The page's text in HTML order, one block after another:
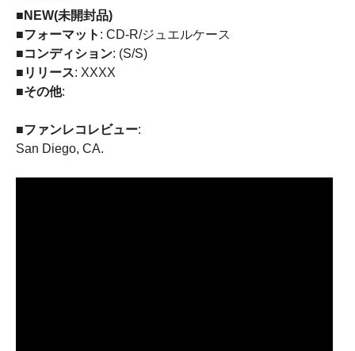
■NEW(未開封品)
■フォーマット : CD-R/ジュエルケース
■コンディション: (S/S)
■リリース: XXXX
■その他:
■ファンレコレビュー:
San Diego, CA.